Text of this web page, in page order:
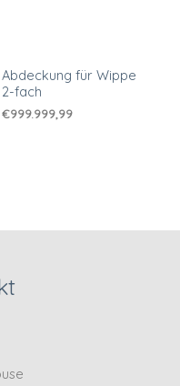
Abdeckung für Wippe
2-fach
€999.999,99